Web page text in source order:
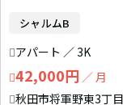
シャルムB
アパート ／ 3K
42,000円 ／ 月
秋田市将軍野東3丁目